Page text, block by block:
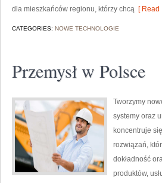
dla mieszkańców regionu, którzy chcą [ Read
CATEGORIES: NOWE TECHNOLOGIE
Przemysł w Polsce
Tworzymy
systemy oraz
koncentruje
rozwiązań,
dokładność
produktów,